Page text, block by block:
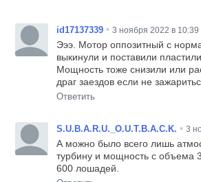
id17137339 • 3 ноября 2022 в 10:39
Эээ. Мотор оппозитный с
выкинули и поставили
Мощность тоже снизили или
драг заездов если не
Ответить
S.U.B.A.R.U._O.U.T.B.A.C.K. • 3
А можно было всего лишь
турбину и мощность с объема
600 лошадей.